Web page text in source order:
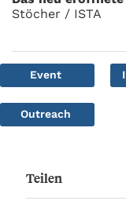
Stöcher / ISTA
Event
Outreach
Teilen